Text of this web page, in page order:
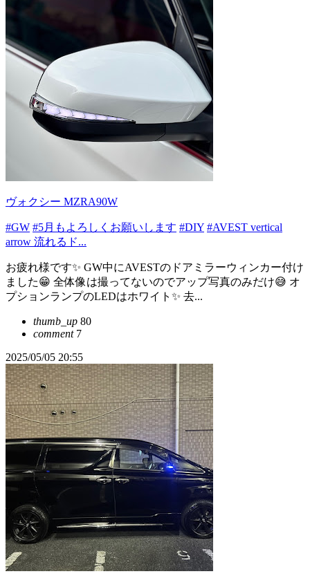
ヴォクシー MZRA90W
#GW #5月もよろしくお願いします #DIY #AVEST vertical
arrow 流れるド...
お疲れ様です✨ GW中にAVESTのドアミラーウィンカー付け
ました😁 全体像は撮ってないのでアップ写真のみだけ😅 オ
プションランプのLEDはホワイト✨ 去...
thumb_up 80
comment7
2025/05/05 20:55